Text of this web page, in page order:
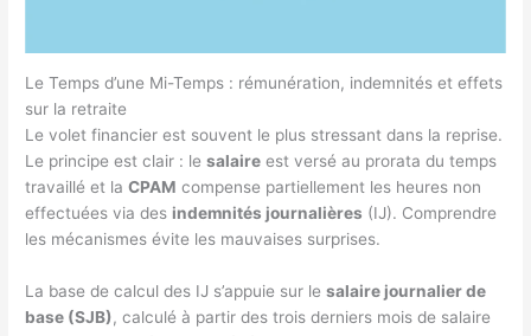
Le Temps d’une Mi-Temps : rémunération, indemnités et effets
sur la retraite
Le volet financier est souvent le plus stressant dans la reprise.
Le principe est clair : lesalaire est versé au prorata du temps
travaillé et laCPAM compense partiellement les heures non
effectuées via des indemnités journalières (IJ). Comprendre
les mécanismes évite les mauvaises surprises.
La base de calcul des IJ s’appuie sur lesalaire journalier de
base (SJB), calculé à partir des trois derniers mois de salaire